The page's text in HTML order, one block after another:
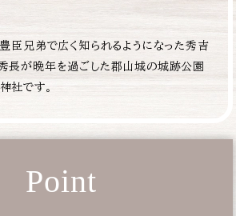
臣兄弟で広く知られるようになった秀吉
長が晩年を過ごした郡山城の城跡公園
社です。
Point